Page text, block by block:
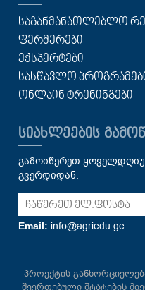
ᲡᲐᲒᲐᲜᲛᲐᲜᲐᲗᲚᲔᲑᲚᲝ
ᲤᲔᲠᲛᲔᲠᲔᲑᲘ
ᲔᲥᲡᲞᲔᲠᲢᲔᲑᲘ
ᲡᲐᲡᲬᲐᲕᲚᲝ
ᲝᲜᲚᲐᲘᲜ ᲢᲠᲔᲜᲘᲜᲒᲔᲑᲘ
ᲡᲘᲐᲮᲚᲔᲔᲑᲘᲡ
გამოიწერეთ
გვერდიდან.
Email: info@agriedu.ge
პროექტის
შეერთებული შტატების